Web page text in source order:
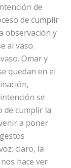
de
de cumplir
observación y
al vaso.
Omar y
quedan en el
se
de cumplir la
a poner
claro, la
hace ver